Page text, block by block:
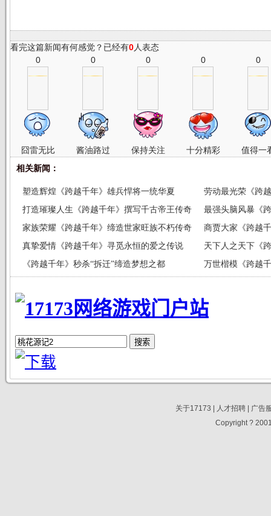
看完这篇新闻有何感觉？已经有0人表态
0
囧雷无比
0
酱油路过
0
保持关注
0
十分精彩
0
值得一
相关新闻：
塑造辉煌《跨越千年》雄兵悍将一统华夏
劳动最光荣《跨
打造璀璨人生《跨越千年》撰写千古帝王传奇
最强头脑风暴《
家族荣耀《跨越千年》缔造世家旺族不朽传奇
商贾大家《跨越
真挚爱情《跨越千年》寻觅永恒的爱之传说
天下人之天下《
《跨越千年》秒杀“拆迁”缔造梦想之都
万世楷模《跨越
关于17173 人才招聘|
广告
Copyright ?